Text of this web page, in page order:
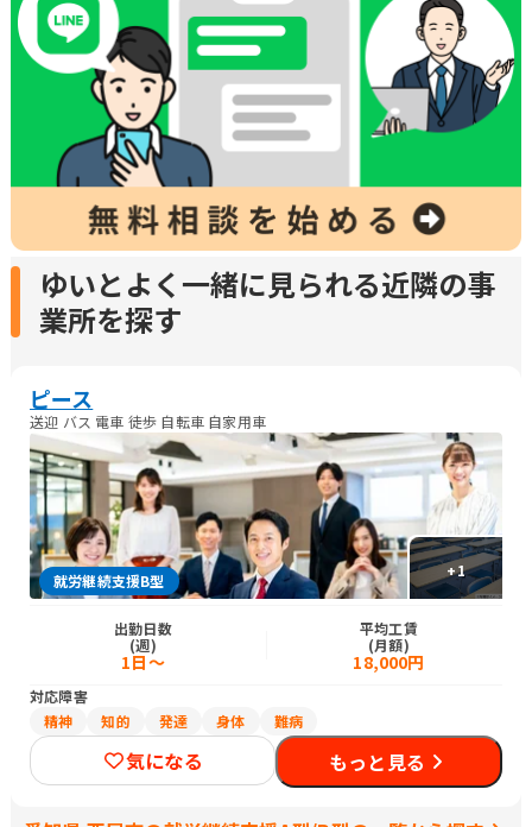
ゆいとよく一緒に見られる近隣の事
業所を探す
ピース
送迎 バス 電車 徒歩 自転車 自家用車
+1
就労継続支援B型
出勤日数
(週)
1日～
平均工賃
(月額)
18,000円
対応障害
精神
知的 発達 身体 難病
気になる もっと見る